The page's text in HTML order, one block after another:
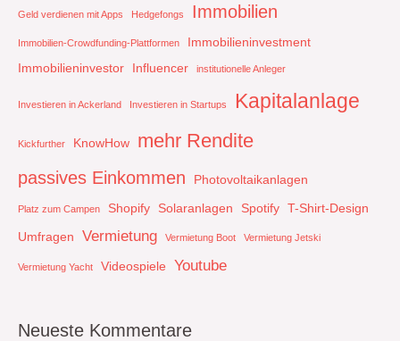
Geld verdienen mit Apps Hedgefongs Immobilien
Immobilien-Crowdfunding-Plattformen
Immobilieninvestment
Immobilieninvestor
Influencer institutionelle Anleger
Investieren in Ackerland Investieren in Startups Kapitalanlage
Kickfurther KnowHow mehr Rendite
passives Einkommen Photovoltaikanlagen
Platz zum Campen Shopify Solaranlagen Spotify T-Shirt-Design
Umfragen
Vermietung Vermietung Boot Vermietung Jetski
Vermietung Yacht Videospiele Youtube
Neueste Kommentare